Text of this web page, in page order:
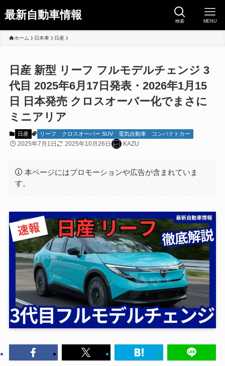
最新自動車情報 検索 MENU
ホーム 日本車 日産
日産 新型 リーフ フルモデルチェンジ 3
代目 2025年6月17日発表・2026年1月15
日 日本発売 クロスオーバー化でまさに
ミニアリア
日産 リーフ クロスオーバー SUV 電気自動車 コンパクトカー
2025年7月1日 2025年10月26日 KAZU
本ページにはプロモーションや広告が含まれていま
す。